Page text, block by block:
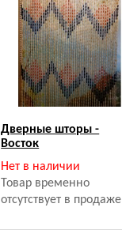
Дверные шторы -
Восток
Нет в наличии
Товар временно
отсутствует в продаже